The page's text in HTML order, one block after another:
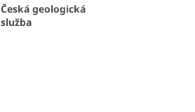
Česká geologická
služba